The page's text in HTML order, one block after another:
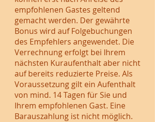
empfohlenen Gastes geltend
gemacht werden. Der gewährte
Bonus wird auf Folgebuchungen
des Empfehlers angewendet. Die
Verrechnung erfolgt bei Ihrem
nächsten Kuraufenthalt aber nicht
auf bereits reduzierte Preise. Als
Voraussetzung gilt ein Aufenthalt
von mind. 14 Tagen für Sie und
Ihrem empfohlenen Gast. Eine
Barauszahlung ist nicht möglich.